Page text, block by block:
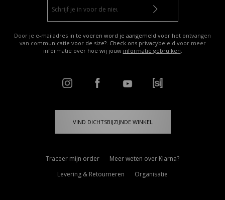
Door je e-mailadres in te voeren word je aangemeld voor het ontvangen
van communicatie voor de size?. Check ons privacybeleid voor meer
informatie over hoe wij jouw informatie gebruiken.
VIND DICHTSBIJZIJNDE WINKEL
Traceer mijn order
Meer weten over Klarna?
Levering & Retourneren
Organisatie